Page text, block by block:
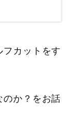
カットをす
のか？をお話